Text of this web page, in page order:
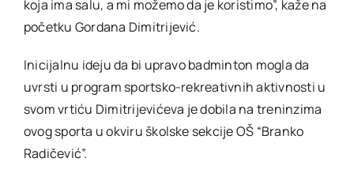
koja ima salu, a mi možemo da je koristimo”, kaže na
početku Gordana Dimitrijević.
Inicijalnu ideju da bi upravo badminton mogla da
uvrsti u program sportsko-rekreativnih aktivnosti u
svom vrtiću Dimitrijevićeva je dobila na treninzima
ovog sporta u okviru školske sekcije OŠ “Branko
Radičević”.